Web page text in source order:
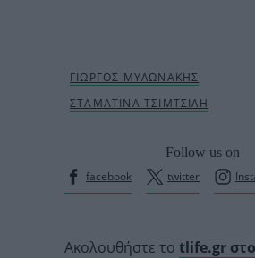
Follow us on
facebook
twitter
Ακολουθήστε το tlife.gr